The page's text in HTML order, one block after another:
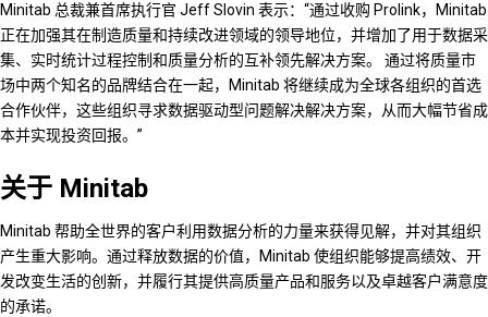
Minitab 总裁兼首席执行官 Jeff Slovin 表示：“通过收购 Prolink，Minitab
正在加强其在制造质量和持续改进领域的领导地位，并增加了用于数据采
集、实时统计过程控制和质量分析的互补领先解决方案。 通过将质量市
场中两个知名的品牌结合在一起，Minitab 将继续成为全球各组织的首选
合作伙伴，这些组织寻求数据驱动型问题解决解决方案，从而大幅节省成
本并实现投资回报。”
关于 Minitab
Minitab 帮助全世界的客户利用数据分析的力量来获得见解，并对其组织
产生重大影响。通过释放数据的价值，Minitab 使组织能够提高绩效、开
发改变生活的创新，并履行其提供高质量产品和服务以及卓越客户满意度
的承诺。